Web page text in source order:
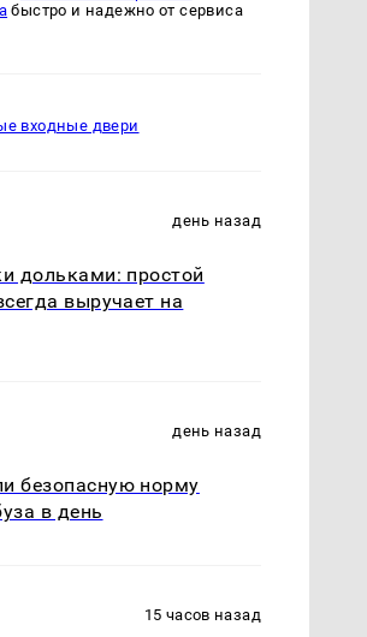
быстро и надежно от сервиса
входные двери
день назад
дольками: простой
выручает на
день назад
безопасную норму
в день
15 часов назад